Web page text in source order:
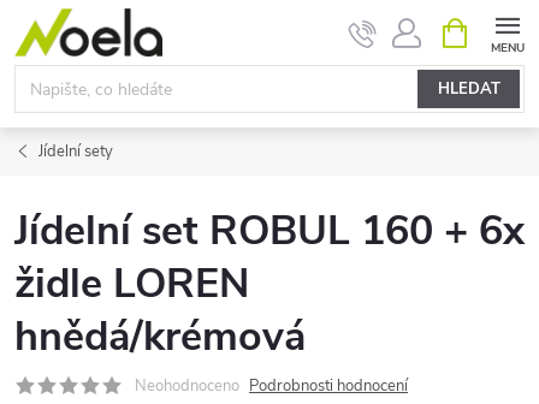
Přejít
obsah
HLEDAT
NÁKUPNÍ
KOŠÍK
Jídelní sety
Jídelní set ROBUL 160 + 6x
židle LOREN
hnědá/krémová
Neohodnoceno Podrobnosti hodnocení